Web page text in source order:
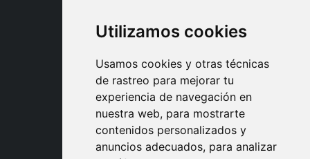
Utilizamos cookies
Usamos cookies y otras técnicas
de rastreo para mejorar tu
experiencia de navegación en
nuestra web, para mostrarte
contenidos personalizados y
anuncios adecuados, para analizar
TAYLOR MADE ORDERS
USUARIO
REGÍSTRATE
ACCEDER
CESTA